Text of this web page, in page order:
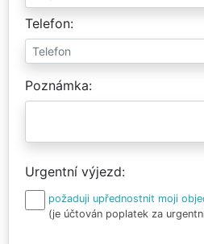
Telefon
Poznámka
Urgentní výjezd
požaduji upřednostnit moji
(je účtován poplatek za